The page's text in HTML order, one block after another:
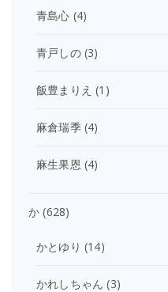
青島心 (4)
青戸しの(3)
飯豊まりえ (1)
麻倉瑞季(4)
麻生果恩 (4)
か (628)
かとゆり (14)
かれしちゃん (3)